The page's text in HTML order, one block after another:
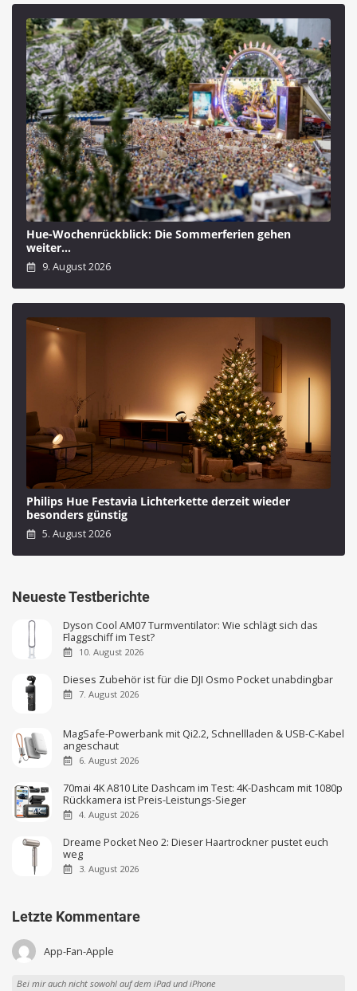
Hue-Wochenrückblick: Die Sommerferien gehen
weiter…
9. August 2026
Philips Hue Festavia Lichterkette derzeit wieder
besonders günstig
5. August 2026
Neueste Testberichte
Dyson Cool AM07 Turmventilator: Wie schlägt sich das
Flaggschiff im Test?
10. August 2026
Dieses Zubehör ist für die DJI Osmo Pocket unabdingbar
7. August 2026
MagSafe-Powerbank mit Qi2.2, Schnellladen & USB-C-Kabel
angeschaut
6. August 2026
70mai 4K A810 Lite Dashcam im Test: 4K-Dashcam mit 1080p
Rückkamera ist Preis-Leistungs-Sieger
4. August 2026
Dreame Pocket Neo 2: Dieser Haartrockner pustet euch
weg
3. August 2026
Letzte Kommentare
App-Fan-Apple
Bei mir auch nicht sowohl auf dem iPad und iPhone